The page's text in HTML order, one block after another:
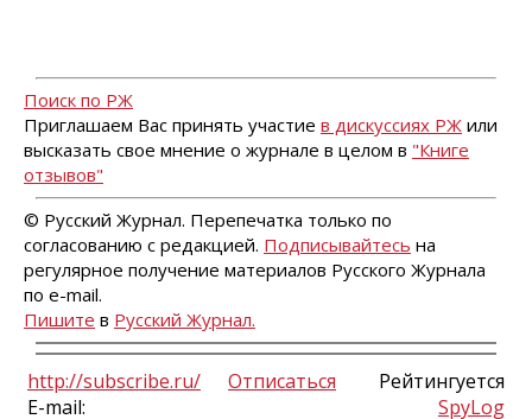
Поиск по РЖ
Приглашаем Вас принять участие в дискуссиях РЖ или
высказать свое мнение о журнале в целом в "Книге
отзывов"
© Русский Журнал. Перепечатка только по
согласованию с редакцией. Подписывайтесь на
регулярное получение материалов Русского Журнала
по e-mail.
Пишите в Русский Журнал.
http://subscribe.ru/
E-mail:
Отписаться
Рейтингуется
SpyLog